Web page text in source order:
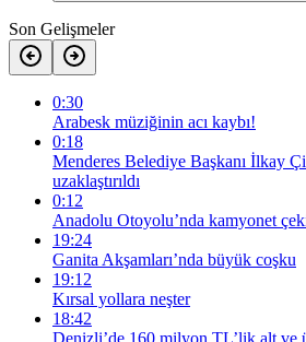
Son Gelişmeler
0:30
Arabesk müziğinin acı kaybı!
0:18
Menderes Belediye Başkanı İlkay
uzaklaştırıldı
0:12
Anadolu Otoyolu’nda kamyonet
19:24
Ganita Akşamları’nda büyük coşku
19:12
Kırsal yollara neşter
18:42
Denizli’de 160 milyon TL’lik alt ve